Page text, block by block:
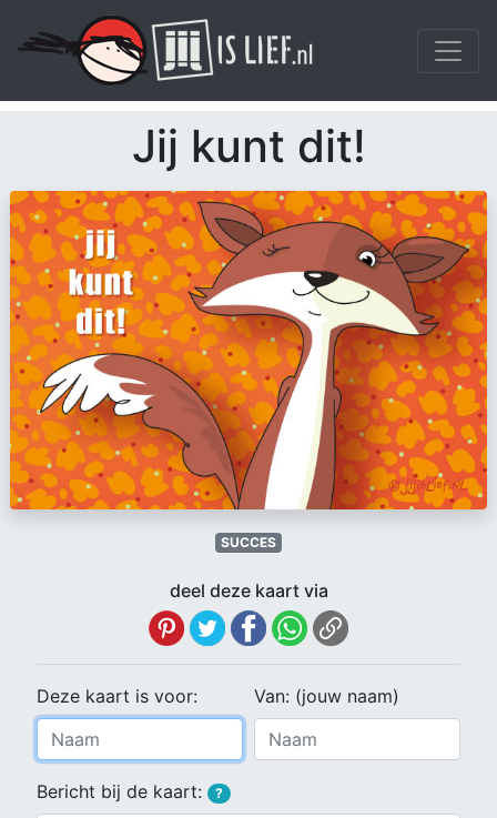
Jij kunt dit!
SUCCES
deel deze kaart via
Deze kaart is voor: Van: (jouw naam)
Bericht bij de kaart: ?